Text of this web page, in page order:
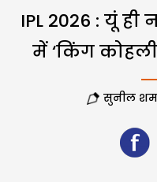
IPL 2026 : यूं
में ‘किंग
सुनील